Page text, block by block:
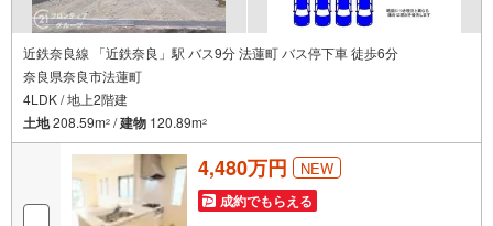
■「お金の理想」も諦めない。専属FPによる無料相談
教育費や老後資金など将来の出費を数値化。一生涯の家計シミュレーショ
ンを作成します。
「最適な銀行は？」「今の年収で大丈夫？」といった疑問から住宅ローン
の最大活用まで、家計を守る具体的なプランをご提案。
「自分らしい家」と「安心できる将来」。
どちらもフロンティアで叶えませんか？
当日の現地見学・FP相談も受付中です！
近鉄奈良線 「近鉄奈良」駅 バス9分 法蓮町 バス停下車 徒歩6分
奈良県奈良市法蓮町
4LDK / 地上2階建
土地208.59m2 /建物 120.89m2
4,480万円 NEW
成約でもらえる